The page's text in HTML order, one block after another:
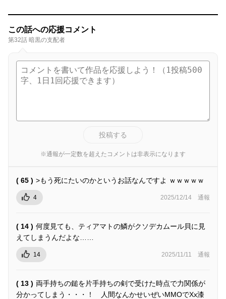
この話への応援コメント
第32話 暗黒の支配者
投稿する
※通報が一定数を超えたコメントは非表示になります
( 65 ) >もう死にたいのかというお話なんですよ ｗｗｗｗｗ
4 2025/12/14 通報
( 14 ) 何度見ても、ティアマトの鱗がクソデカムール貝に見
えてしまうんだよな……
14 2025/11/11 通報
( 13 ) 両手持ちの鎚を片手持ちの剣で受けた時点で力関係が
分かってしまう・・・！ 人間なんかせいぜいMMOでXx漆